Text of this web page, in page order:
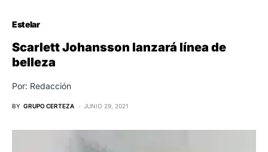
Estelar
Scarlett Johansson lanzará línea de
belleza
Por: Redacción
BY GRUPO CERTEZA JUNIO 29, 2021